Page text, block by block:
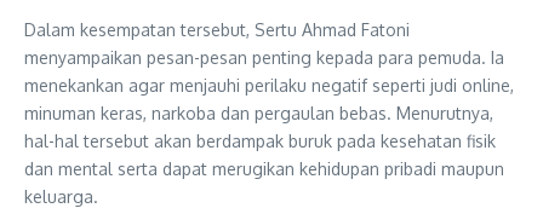
‎Dalam kesempatan tersebut, Sertu Ahmad Fatoni
menyampaikan pesan-pesan penting kepada para pemuda. Ia
menekankan agar menjauhi perilaku negatif seperti judi online,
minuman keras, narkoba dan pergaulan bebas. Menurutnya,
hal-hal tersebut akan berdampak buruk pada kesehatan fisik
dan mental serta dapat merugikan kehidupan pribadi maupun
keluarga.